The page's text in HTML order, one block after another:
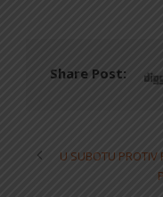
Share Post:
U SUBOTU PROTIV